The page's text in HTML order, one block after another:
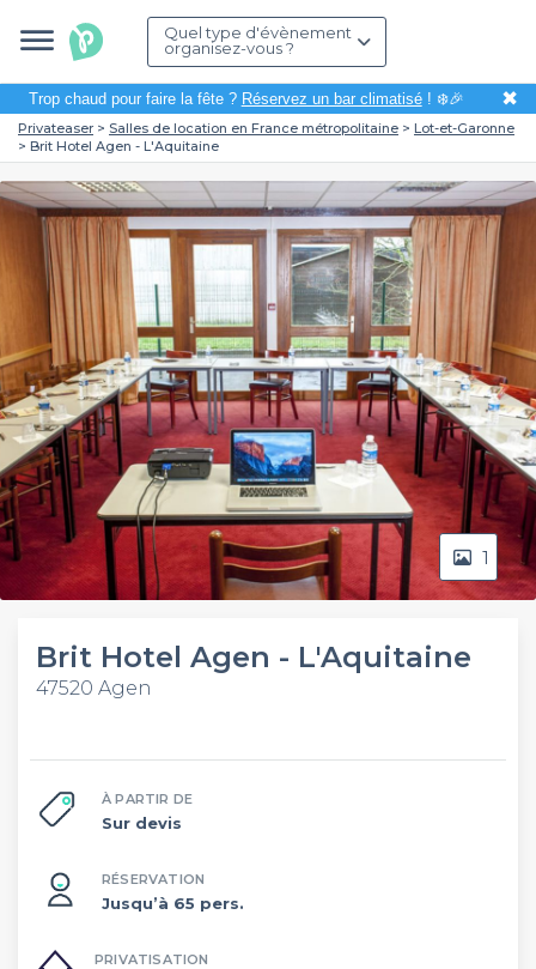
Quel type d'évènement
organisez-vous ?
Trop chaud pour faire la fête ? Réservez un bar climatisé! ❄️🎉 ✖
Privateaser Salles de location en France métropolitaine
Lot-et-Garonne
Brit Hotel Agen - L'Aquitaine
1
Brit Hotel Agen - L'Aquitaine
47520 Agen
À PARTIR DE
Sur devis
RÉSERVATION
Jusqu’à 65 pers.
PRIVATISATION